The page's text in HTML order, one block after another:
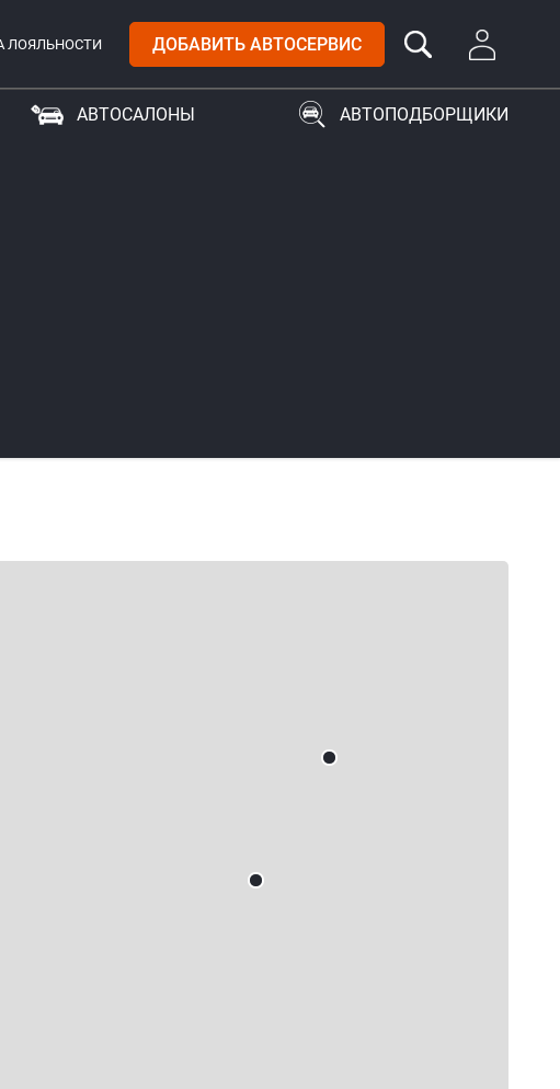
ЛОЯЛЬНОСТИ ДОБАВИТЬ АВТОСЕРВИС
АВТОСАЛОНЫ АВТОПОДБОРЩИКИ